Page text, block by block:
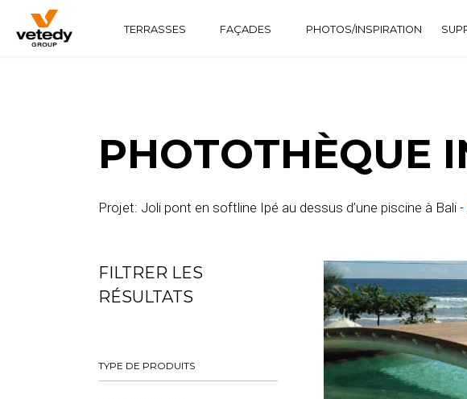
TERRASSES
FAÇADES
PHOTOS/INSPIRATION
PHOTOTHÈQUE
Projet: Joli pont en softline Ipé au dessus d’une piscine à Bali -
FILTRER LES
RÉSULTATS
TYPE DE PRODUITS